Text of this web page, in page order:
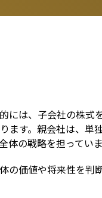
には、子会社の株式
ます。親会社は、単
の戦略を担っていま
価値や将来性を判断